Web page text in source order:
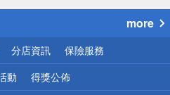
心！
more
分店資訊 保險服務
動 得獎公佈